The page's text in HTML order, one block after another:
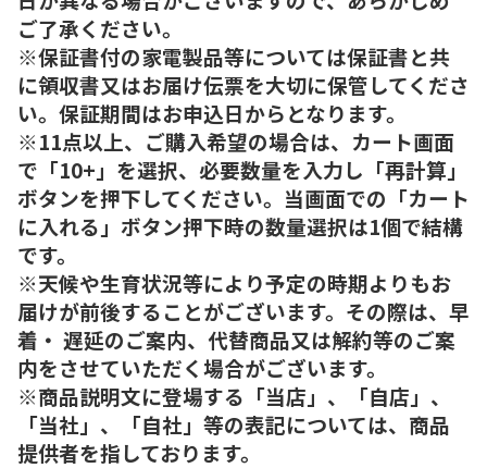
ご了承ください。
※保証書付の家電製品等については保証書と共
に領収書又はお届け伝票を大切に保管してくださ
い。保証期間はお申込日からとなります。
※11点以上、ご購入希望の場合は、カート画面
で「10+」を選択、必要数量を入力し「再計算」
ボタンを押下してください。当画面での「カート
に入れる」ボタン押下時の数量選択は1個で結構
です。
※天候や生育状況等により予定の時期よりもお
届けが前後することがございます。その際は、早
着・ 遅延のご案内、代替商品又は解約等のご案
内をさせていただく場合がございます。
※商品説明文に登場する「当店」、「自店」、
「当社」、「自社」等の表記については、商品
提供者を指しております。